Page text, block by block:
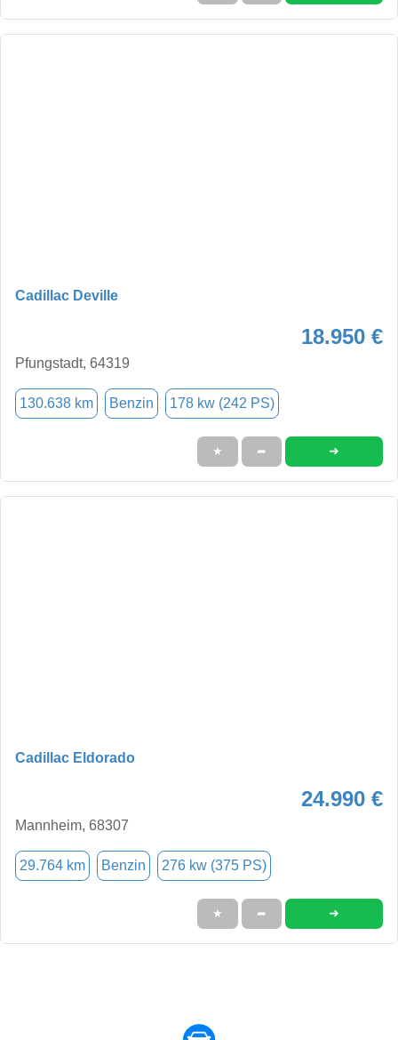
Cadillac Deville
18.950 €
Pfungstadt, 64319
130.638 km Benzin 178 kw (242 PS)
★ ➦ ➜
Cadillac Eldorado
24.990 €
Mannheim, 68307
29.764 km Benzin 276 kw (375 PS)
★ ➦ ➜